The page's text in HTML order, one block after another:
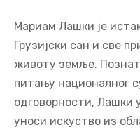
Мариам Лашки је
Грузијски сан и све
животу земље.
питању националног
одговорности, Лашки
уноси искуство из